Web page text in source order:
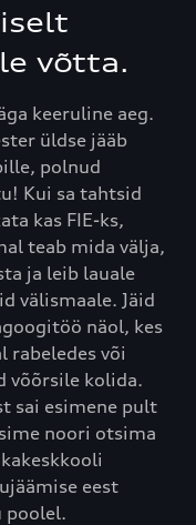
võtta.
keeruline aeg.
üldse jääb
polnud
Kui sa tahtsid
kas FIE-ks,
teab mida välja,
ja leib lauale
välismaale. Jäid
näol, kes
rabeledes või
võõrsile kolida.
sai esimene pult
noori otsima
eest
poolel.